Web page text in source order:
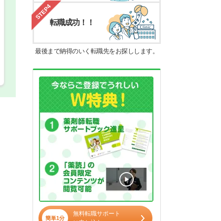
STEP4
転職成功！！
最後まで納得のいく転職先をお探しします。
簡単1分
無料転職サポート